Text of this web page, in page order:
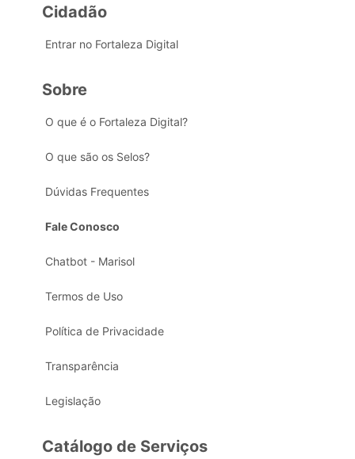
Cidadão
Entrar no Fortaleza Digital
Sobre
O que é o Fortaleza Digital?
O que são os Selos?
Dúvidas Frequentes
Fale Conosco
Chatbot - Marisol
Termos de Uso
Política de Privacidade
Transparência
Legislação
Catálogo de Serviços